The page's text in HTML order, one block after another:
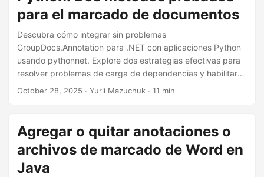
para el marcado de documentos
Descubra cómo integrar sin problemas
GroupDocs.Annotation para .NET con aplicaciones Python
usando pythonnet. Explore dos estrategias efectivas para
resolver problemas de carga de dependencias y habilitar
capacidades completas de marcado de documentos.
October 28, 2025 · Yurii Mazuсhuk · 11 min
Agregar o quitar anotaciones o
archivos de marcado de Word en
Java